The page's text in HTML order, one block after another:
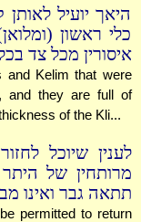
היאך יועיל
כלי ראשון
איסורין מכל צד
and Kelim that were
and they are full of
of the Kli...
לענין שיוכל
מרותחין של
תתאה גבר ואינו
permitted to return